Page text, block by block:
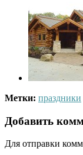
Метки: праздники
Добавить
Для отправки